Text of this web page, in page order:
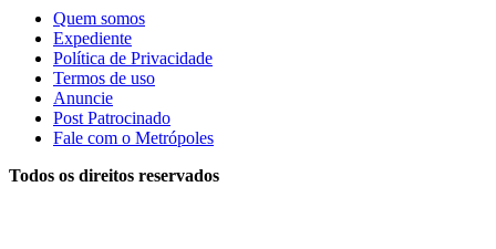
Quem somos
Expediente
Política de Privacidade
Termos de uso
Anuncie
Post Patrocinado
Fale com o Metrópoles
Todos os direitos reservados